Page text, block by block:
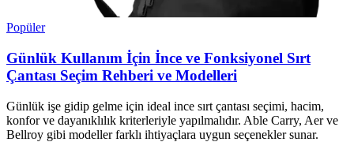
Popüler
Günlük Kullanım İçin İnce ve Fonksiyonel Sırt
Çantası Seçim Rehberi ve Modelleri
Günlük işe gidip gelme için ideal ince sırt çantası seçimi, hacim,
konfor ve dayanıklılık kriterleriyle yapılmalıdır. Able Carry, Aer ve
Bellroy gibi modeller farklı ihtiyaçlara uygun seçenekler sunar.